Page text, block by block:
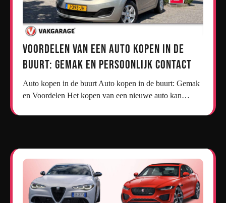
Voordelen van een Auto Kopen in de
Buurt: Gemak en Persoonlijk Contact
Auto kopen in de buurt Auto kopen in de buurt: Gemak
en Voordelen Het kopen van een nieuwe auto kan…